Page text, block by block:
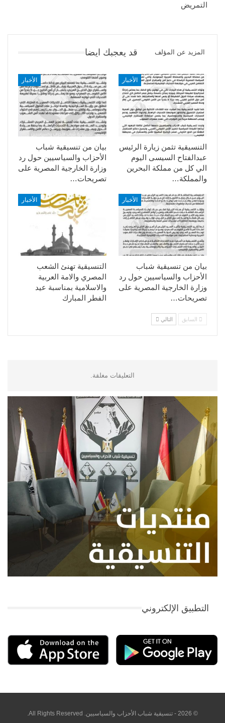
التمريض
قد يعجبك ايضا المزيد عن المؤلف
الأخبار
بيان من تنسيقية شباب
الأحزاب والسياسيين حول رد
وزارة الخارجية المصرية على
تصريحات…
الأخبار
التنسيقية تثمن زيارة الرئيس
عبدالفتاح السيسى اليوم
الي كل من مملكة البحرين
والمملكة…
الأخبار
التنسيقية تهنئ الشعب
المصري والامة العربية
والاسلامية بمناسبة عيد
الفطر المبارك
الأخبار
بيان من تنسيقية شباب
الأحزاب والسياسيين حول رد
وزارة الخارجية المصرية على
تصريحات…
السابق التالي
التعليقات مغلقة.
التطبيق الإلكتروني
© 2026 - تنسيقية شباب الأحزاب والسياسيين. All Rights Reserved.